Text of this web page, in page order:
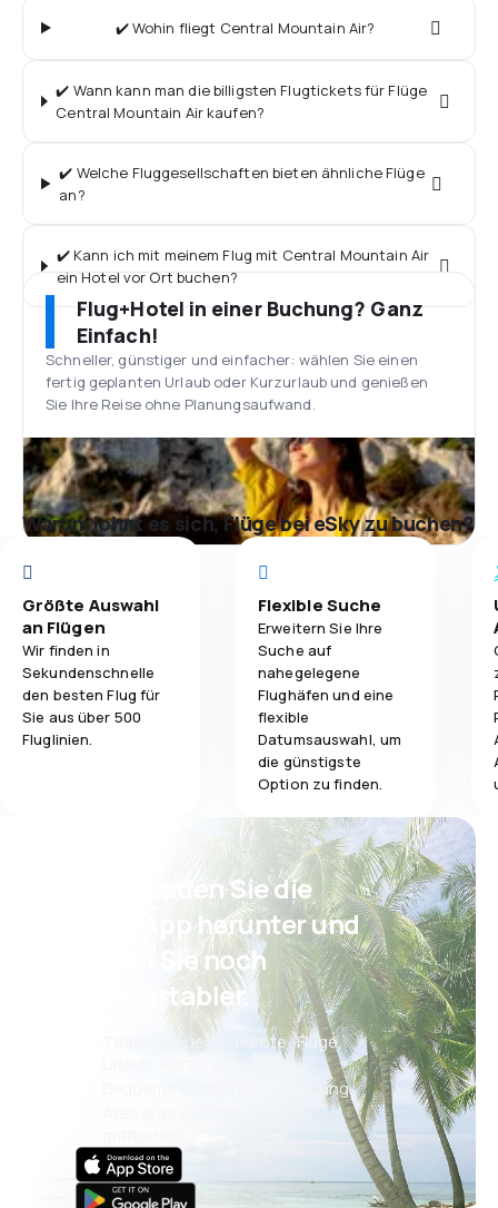
✔️ Wohin fliegt Central Mountain Air?
✔️ Wann kann man die billigsten Flugtickets für Flüge
Central Mountain Air kaufen?
✔️ Welche Fluggesellschaften bieten ähnliche Flüge
an?
✔️ Kann ich mit meinem Flug mit Central Mountain Air
ein Hotel vor Ort buchen?
Flug+Hotel in einer Buchung? Ganz
Einfach!
Schneller, günstiger und einfacher: wählen Sie einen
fertig geplanten Urlaub oder Kurzurlaub und genießen
Sie Ihre Reise ohne Planungsaufwand.
Warum lohnt es sich, Flüge bei eSky zu buchen?
Größte Auswahl
an Flügen
Wir finden in
Sekundenschnelle
den besten Flug für
Sie aus über 500
Fluglinien.
Flexible Suche
Erweitern Sie Ihre
Suche auf
nahegelegene
Flughäfen und eine
flexible
Datumsauswahl, um
die günstigste
Option zu finden.
Psst! Laden Sie die
eSky App herunter und
reisen Sie noch
komfortabler.
Täglich neue Angebote: Flüge,
Bequeme Buchungsverwaltung